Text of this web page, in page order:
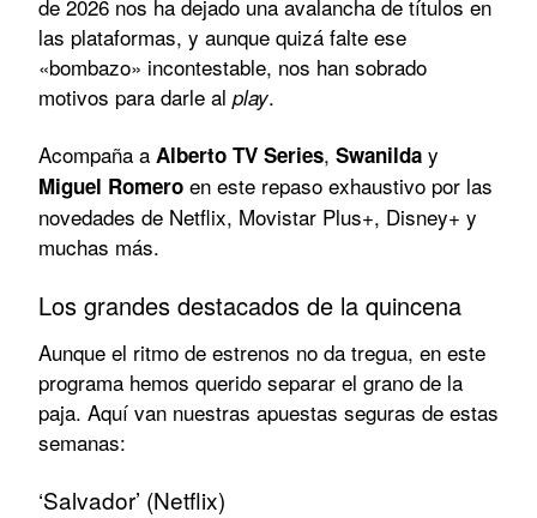
de 2026 nos ha dejado una avalancha de títulos en
las plataformas, y aunque quizá falte ese
«bombazo» incontestable, nos han sobrado
motivos para darle al play.
Acompaña a Alberto TV Series, Swanilda y
Miguel Romero en este repaso exhaustivo por las
novedades de Netflix, Movistar Plus+, Disney+ y
muchas más.
Los grandes destacados de la quincena
Aunque el ritmo de estrenos no da tregua, en este
programa hemos querido separar el grano de la
paja. Aquí van nuestras apuestas seguras de estas
semanas:
‘Salvador’ (Netflix)